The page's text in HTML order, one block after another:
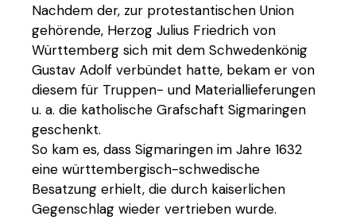
Nachdem der, zur protestantischen Union
gehörende, Herzog Julius Friedrich von
Württemberg sich mit dem Schwedenkönig
Gustav Adolf verbündet hatte, bekam er von
diesem für Truppen- und Materiallieferungen
u. a. die katholische Grafschaft Sigmaringen
geschenkt.
So kam es, dass Sigmaringen im Jahre 1632
eine württembergisch-schwedische
Besatzung erhielt, die durch kaiserlichen
Gegenschlag wieder vertrieben wurde.